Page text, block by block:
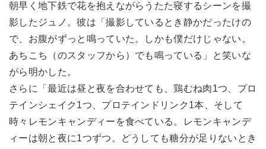
朝早く地下鉄で花を抱えながらうたた寝するシーンを撮
影したジュノ。彼は「撮影しているとき静かだったけの
で、お腹がずっと鳴っていた。しかも僕だけじゃない。
あちこち（のスタッフから）でも鳴っている」と笑いな
がら明かした。
さらに「最近は昼と夜を合わせても、鶏むね肉1つ、プロ
テインシェイク1つ、プロテインドリンク1本、そして
時々レモンキャンディーを食べている。レモンキャンデ
ィーは朝と夜に1つずつ。どうしても糖分が足りないとき